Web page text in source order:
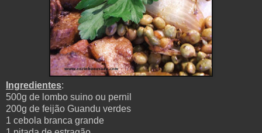
Ingredientes:
500g de lombo suino ou pernil
200g de feijão Guandu verdes
1 cebola branca grande